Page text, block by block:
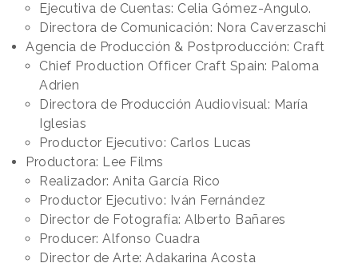
Ejecutiva de Cuentas: Celia Gómez-Angulo.
Directora de Comunicación: Nora Caverzaschi
Agencia de Producción & Postproducción: Craft
Chief Production Officer Craft Spain: Paloma
Adrien
Directora de Producción Audiovisual: María
Iglesias
Productor Ejecutivo: Carlos Lucas
Productora: Lee Films
Realizador: Anita García Rico
Productor Ejecutivo: Iván Fernández
Director de Fotografía: Alberto Bañares
Producer: Alfonso Cuadra
Director de Arte: Adakarina Acosta